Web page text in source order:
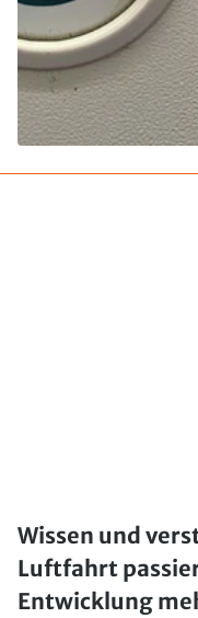
Wissen und
Luftfahrt
Entwicklung